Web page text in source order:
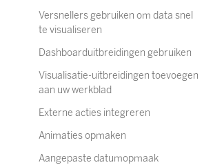
Versnellers gebruiken om data snel
te visualiseren
Dashboarduitbreidingen gebruiken
Visualisatie-uitbreidingen toevoegen
aan uw werkblad
Externe acties integreren
Animaties opmaken
Aangepaste datumopmaak